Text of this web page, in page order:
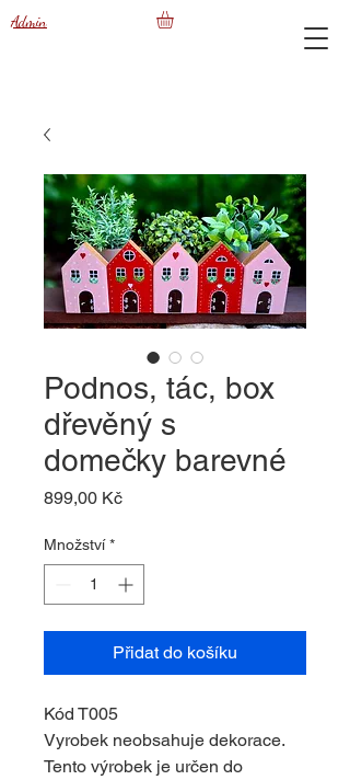
Admin
Podnos, tác, box
dřevěný s
domečky barevné
899,00 KčCena
Množství *
Přidat do košíku
Kód T005
Vyrobek neobsahuje dekorace.
Tento výrobek je určen do